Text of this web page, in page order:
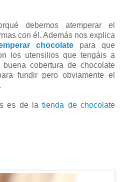
debemos atemperar el
con él. Además nos explica
chocolatepara que
los utensilios que tengáis a
cobertura de chocolate
fundir pero obviamente el
es de latienda de chocolate